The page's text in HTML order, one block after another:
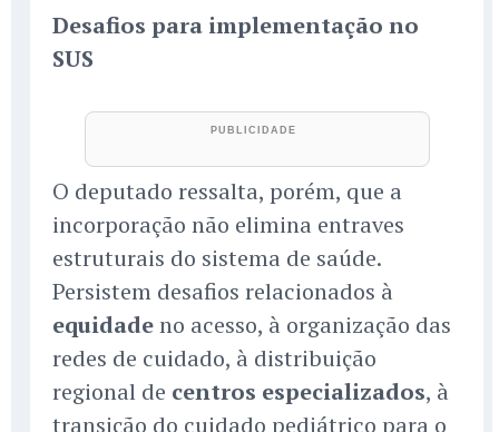
Desafios para implementação no
SUS
O deputado ressalta, porém, que a
incorporação não elimina entraves
estruturais do sistema de saúde.
Persistem desafios relacionados à
equidadeno acesso, à organização das
redes de cuidado, à distribuição
regional de centros especializados, à
transição do cuidado pediátrico para o